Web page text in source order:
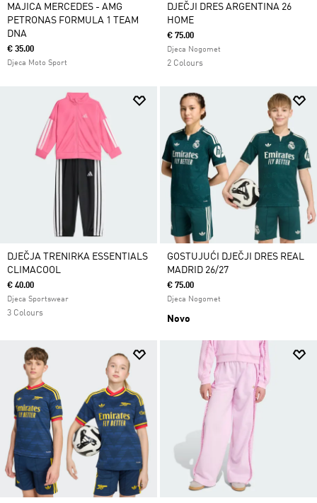
MAJICA MERCEDES - AMG
PETRONAS FORMULA 1 TEAM
DNA
€ 35.00
Djeca Moto Sport
DJEČJI DRES ARGENTINA 26
HOME
€ 75.00
Djeca Nogomet
2 Colours
DJEČJA TRENIRKA ESSENTIALS
CLIMACOOL
€ 40.00
Djeca Sportswear
3 Colours
GOSTUJUĆI DJEČJI DRES REAL
MADRID 26/27
€ 75.00
Djeca Nogomet
Novo